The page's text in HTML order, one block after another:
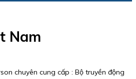
Nam
chuyên cung cấp : Bộ truyền động